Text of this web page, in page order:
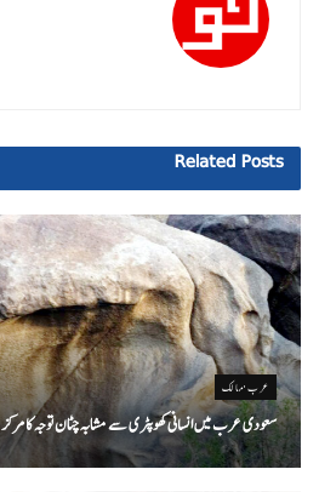
Related Posts
عرب ممالک
سعودی عرب میں انسانی کھوپٹری سے مشابہ چٹان توجہ کا مرکز